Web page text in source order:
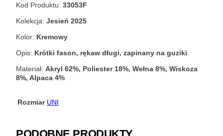
Kod Produktu: 33053F
Kolekcja: Jesień 2025
Kolor: Kremowy
Opis: Krótki fason, rękaw długi, zapinany na guziki
Materiał: Akryl 62%, Poliester 18%, Wełna 8%, Wiskoza
8%, Alpaca 4%
Rozmiar UNI